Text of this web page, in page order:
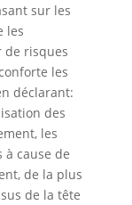
sur les
les
de risques
les
déclarant:
des
les
cause de
de la plus
de la tête